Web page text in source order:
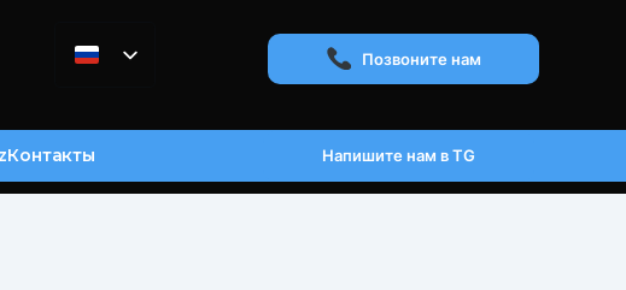
Позвоните нам
Контакты Напишите нам в TG